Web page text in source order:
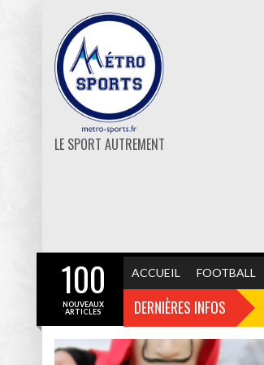
LE SPORT AUTREMENT
ACCUEIL FOOTBALL
DERNIÈRES INFOS
100
NOUVEAUX
ARTICLES
GF38